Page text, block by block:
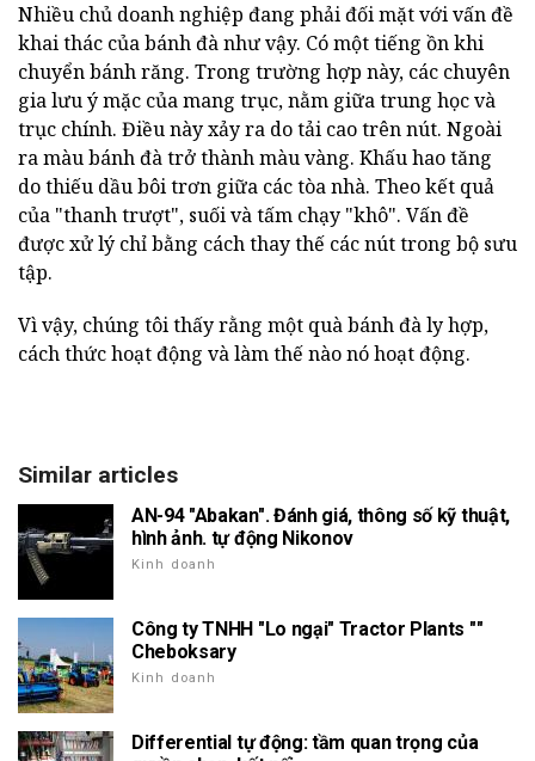
Nhiều chủ doanh nghiệp đang phải đối mặt với vấn đề
khai thác của bánh đà như vậy. Có một tiếng ồn khi
chuyển bánh răng. Trong trường hợp này, các chuyên
gia lưu ý mặc của mang trục, nằm giữa trung học và
trục chính. Điều này xảy ra do tải cao trên nút. Ngoài
ra màu bánh đà trở thành màu vàng. Khấu hao tăng
do thiếu dầu bôi trơn giữa các tòa nhà. Theo kết quả
của "thanh trượt", suối và tấm chạy "khô". Vấn đề
được xử lý chỉ bằng cách thay thế các nút trong bộ sưu
tập.
Vì vậy, chúng tôi thấy rằng một quà bánh đà ly hợp,
cách thức hoạt động và làm thế nào nó hoạt động.
Similar articles
AN-94 "Abakan". Đánh giá, thông số kỹ thuật,
hình ảnh. tự động Nikonov
Kinh doanh
Công ty TNHH "Lo ngại" Tractor Plants ""
Cheboksary
Kinh doanh
Differential tự động: tầm quan trọng của